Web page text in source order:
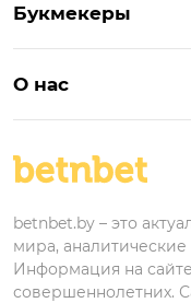
БК для ставок на
Бонус на депозит
Бонусы Бетера
Бонусы Винлайн
Букмекеры
Марафонбет
О нас
betnbet.by – это
мира,
Информация на
совершеннолетних.